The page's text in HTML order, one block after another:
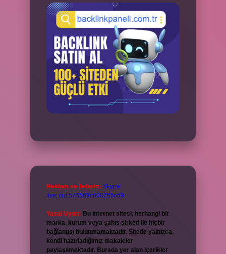
Reklam ve İletişim: Skype:
live:.cid.575569c608265c69
Yasal Uyarı: Bu internet sitesi, herhangi bir
marka, kurum veya şahıs şirketi ile hiçbir
bağlantısı bulunmamaktadır. Sitede yalnızca
kendi hazırladığımız makaleler
paylaşılmaktadır. Burada yer alan içerikler